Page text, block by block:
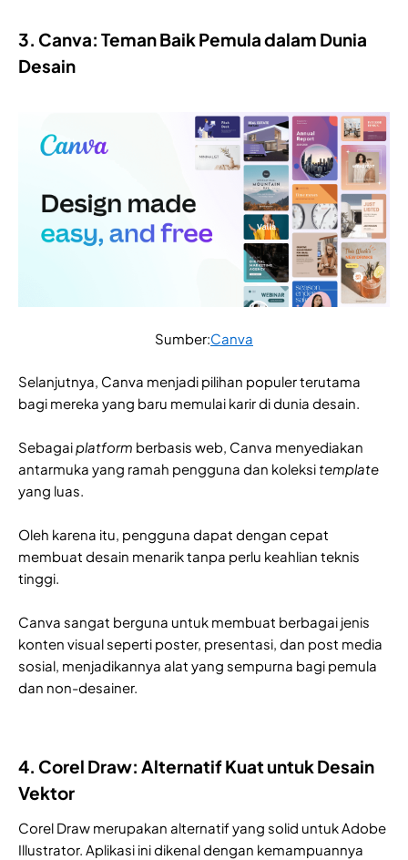
3. Canva: Teman Baik Pemula dalam Dunia
Desain
Sumber:Canva
Selanjutnya, Canva menjadi pilihan populer terutama
bagi mereka yang baru memulai karir di dunia desain.
Sebagaiplatform berbasis web, Canva menyediakan
antarmuka yang ramah pengguna dan koleksi template
yang luas.
Oleh karena itu, pengguna dapat dengan cepat
membuat desain menarik tanpa perlu keahlian teknis
tinggi.
Canva sangat berguna untuk membuat berbagai jenis
konten visual seperti poster, presentasi, dan post media
sosial, menjadikannya alat yang sempurna bagi pemula
dan non-desainer.
4. Corel Draw: Alternatif Kuat untuk Desain
Vektor
Corel Draw merupakan alternatif yang solid untuk Adobe
Illustrator. Aplikasi ini dikenal dengan kemampuannya